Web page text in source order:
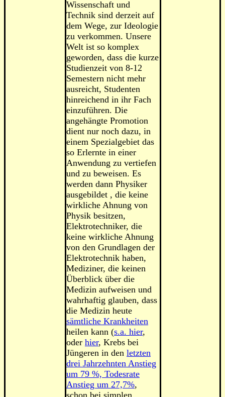
Wissenschaft und
Technik sind derzeit auf
dem Wege, zur Ideologie
zu verkommen. Unsere
Welt ist so komplex
geworden, dass die kurze
Studienzeit von 8-12
Semestern nicht mehr
ausreicht, Studenten
hinreichend in ihr Fach
einzuführen. Die
angehängte Promotion
dient nur noch dazu, in
einem Spezialgebiet das
so Erlernte in einer
Anwendung zu vertiefen
und zu beweisen. Es
werden dann Physiker
ausgebildet , die keine
wirkliche Ahnung von
Physik besitzen,
Elektrotechniker, die
keine wirkliche Ahnung
von den Grundlagen der
Elektrotechnik haben,
Mediziner, die keinen
Überblick über die
Medizin aufweisen und
wahrhaftig glauben, dass
die Medizin heute
sämtliche Krankheiten
heilen kann (s.a. hier,
oder hier, Krebs bei
Jüngeren in den letzten
drei Jahrzehnten Anstieg
um 79 %, Todesrate
Anstieg um 27,7%,
schon bei simplen